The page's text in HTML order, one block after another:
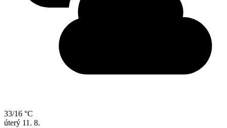
33/16 °C
úterý 11. 8.